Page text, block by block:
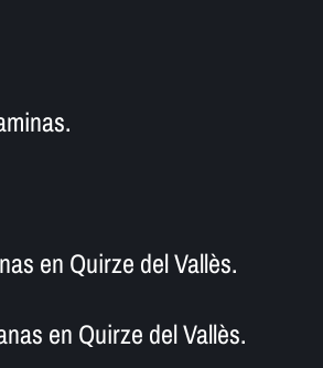
en Quirze del Vallès.
en Quirze del Vallès.